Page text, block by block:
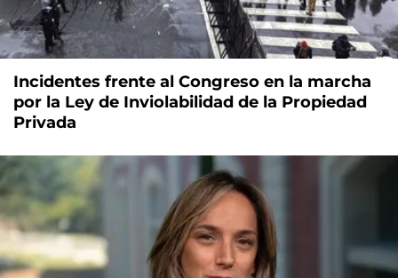
Incidentes frente al Congreso en la marcha
por la Ley de Inviolabilidad de la Propiedad
Privada